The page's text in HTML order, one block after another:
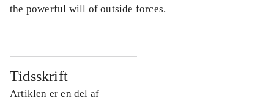
the powerful will of outside forces.
Tidsskrift
Artiklen er en del af